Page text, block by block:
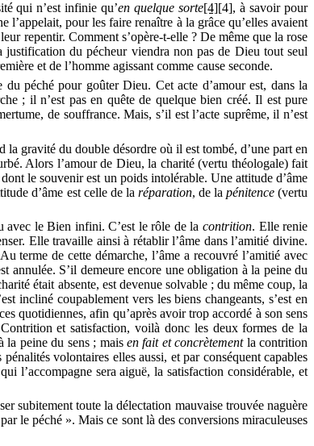
qui n’est infinie qu’en quelque sorte[4][4], à savoir pour
pour les faire renaître à la grâce qu’elles avaient
repentir. Comment s’opère-t-elle ? De même que la rose
du pécheur viendra non pas de Dieu tout seul
et de l’homme agissant comme cause seconde.
péché pour goûter Dieu. Cet acte d’amour est, dans la
; il n’est pas en quête de quelque bien créé. Il est pure
de souffrance. Mais, s’il est l’acte suprême, il n’est
gravité du double désordre où il est tombé, d’une part en
Alors l’amour de Dieu, la charité (vertu théologale) fait
le souvenir est un poids intolérable. Une attitude d’âme
d’âme est celle de la réparation, de la pénitence (vertu
avec le Bien infini. C’est le rôle de la contrition. Elle renie
Elle travaille ainsi à rétablir l’âme dans l’amitié divine.
terme de cette démarche, l’âme a recouvré l’amitié avec
annulée. S’il demeure encore une obligation à la peine du
était absente, est devenue solvable ; du même coup, la
incliné coupablement vers les biens changeants, s’est en
quotidiennes, afin qu’après avoir trop accordé à son sens
et satisfaction, voilà donc les deux formes de la
la peine du sens ; mais en fait et concrètement la contrition
volontaires elles aussi, et par conséquent capables
l’accompagne sera aiguë, la satisfaction considérable, et
subitement toute la délectation mauvaise trouvée naguère
le péché ». Mais ce sont là des conversions miraculeuses